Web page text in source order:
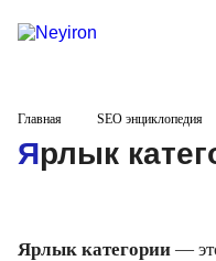
Главная SEO энциклопедия
Ярлык
Ярлык категории —